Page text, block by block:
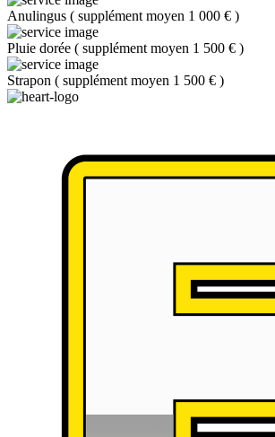
Anulingus ( supplément moyen 1 000 € )
Pluie dorée ( supplément moyen 1 500 € )
Strapon ( supplément moyen 1 500 € )